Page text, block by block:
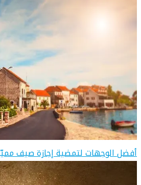
أفضل الوجهات لتمضية إجازة صيف